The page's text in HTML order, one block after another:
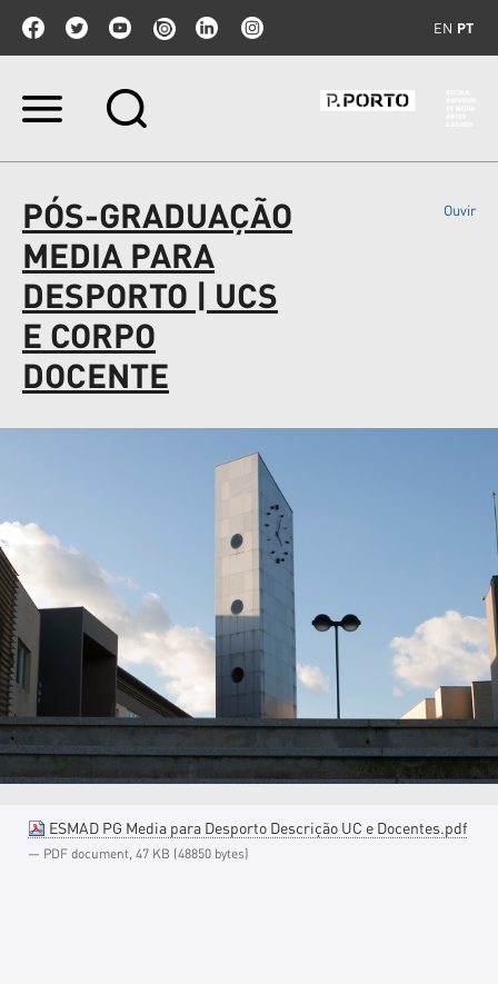
EN PT
Ir
Ir
para
a
navegação
PÓS-GRADUAÇÃO
MEDIA PARA
DESPORTO | UCS
E CORPO
DOCENTE
Ouvir
ESMAD PG Media para Desporto Descrição UC e Docentes.pdf
— PDF document, 47 KB (48850 bytes)